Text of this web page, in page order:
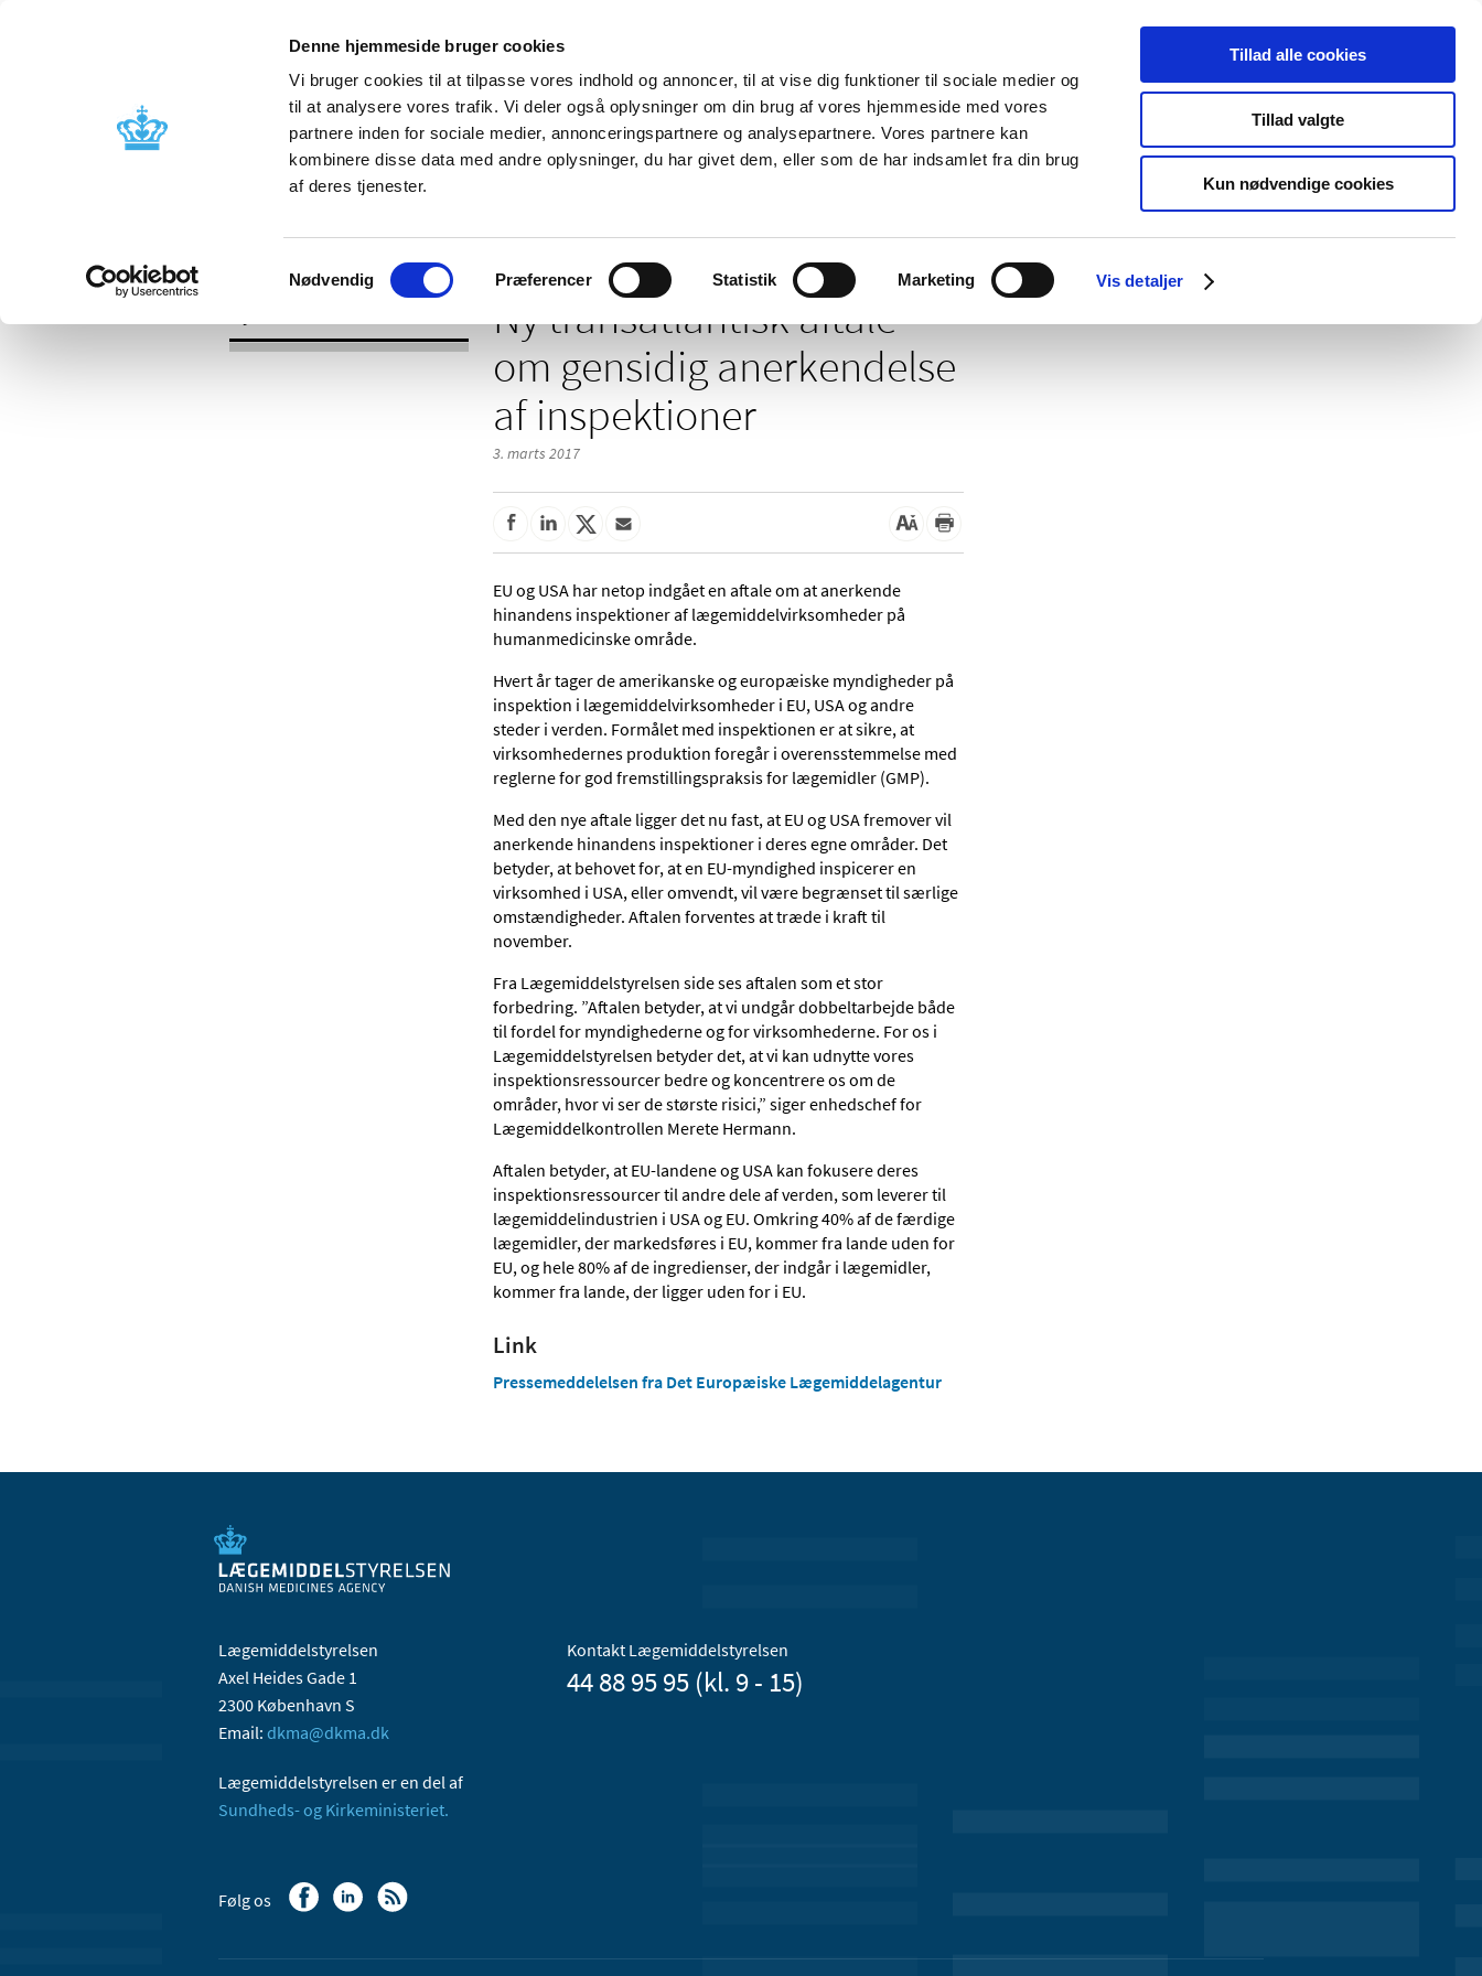
Denne hjemmeside bruger cookies
Vi bruger cookies til at tilpasse vores indhold og annoncer, til at vise dig funktioner til sociale medier og
til at analysere vores trafik. Vi deler også oplysninger om din brug af vores hjemmeside med vores
partnere inden for sociale medier, annonceringspartnere og analysepartnere. Vores partnere kan
kombinere disse data med andre oplysninger, du har givet dem, eller som de har indsamlet fra din brug
af deres tjenester.
Samtykkevalg
Nødvendig Præferencer Statistik Marketing Vis detaljer
Tillad alle cookies
Tillad valgte
Kun nødvendige cookies
Nyheder Om os Kontakt Udgivelser
Godkendelse og
Bivirkninger og
produktinformation
Tilskud og
Apoteker og salg af
Medicinsk
Særlige
produktområder
Ny transatlantisk aftale
om gensidig anerkendelse
af inspektioner
3. marts 2017
EU og USA har netop indgået en aftale om at anerkende
hinandens inspektioner af lægemiddelvirksomheder på
humanmedicinske område.
Hvert år tager de amerikanske og europæiske myndigheder på
inspektion i lægemiddelvirksomheder i EU, USA og andre
steder i verden. Formålet med inspektionen er at sikre, at
virksomhedernes produktion foregår i overensstemmelse med
reglerne for god fremstillingspraksis for lægemidler (GMP).
Med den nye aftale ligger det nu fast, at EU og USA fremover vil
anerkende hinandens inspektioner i deres egne områder. Det
betyder, at behovet for, at en EU-myndighed inspicerer en
virksomhed i USA, eller omvendt, vil være begrænset til særlige
omstændigheder. Aftalen forventes at træde i kraft til
november.
Fra Lægemiddelstyrelsen side ses aftalen som et stor
forbedring. ”Aftalen betyder, at vi undgår dobbeltarbejde både
til fordel for myndighederne og for virksomhederne. For os i
Lægemiddelstyrelsen betyder det, at vi kan udnytte vores
inspektionsressourcer bedre og koncentrere os om de
områder, hvor vi ser de største risici,” siger enhedschef for
Lægemiddelkontrollen Merete Hermann.
Aftalen betyder, at EU-landene og USA kan fokusere deres
inspektionsressourcer til andre dele af verden, som leverer til
lægemiddelindustrien i USA og EU. Omkring 40% af de færdige
lægemidler, der markedsføres i EU, kommer fra lande uden for
EU, og hele 80% af de ingredienser, der indgår i lægemidler,
kommer fra lande, der ligger uden for i EU.
Link
Pressemeddelelsen fra Det Europæiske Lægemiddelagentur
Lægemiddelstyrelsen
Axel Heides Gade 1
2300 København S
Email: dkma@dkma.dk
Lægemiddelstyrelsen er en del af
Sundheds- og Kirkeministeriet.
Kontakt Lægemiddelstyrelsen
44 88 95 95 (kl. 9 - 15)
Følg os